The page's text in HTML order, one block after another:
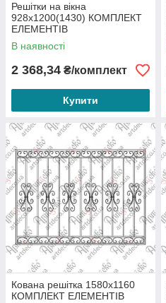
Решітки на вікна
928х1200(1430) КОМПЛЕКТ
ЕЛЕМЕНТІВ
В наявності
2 368,34 ₴/комплект
Купити
Кована решітка 1580х1160
КОМПЛЕКТ ЕЛЕМЕНТІВ